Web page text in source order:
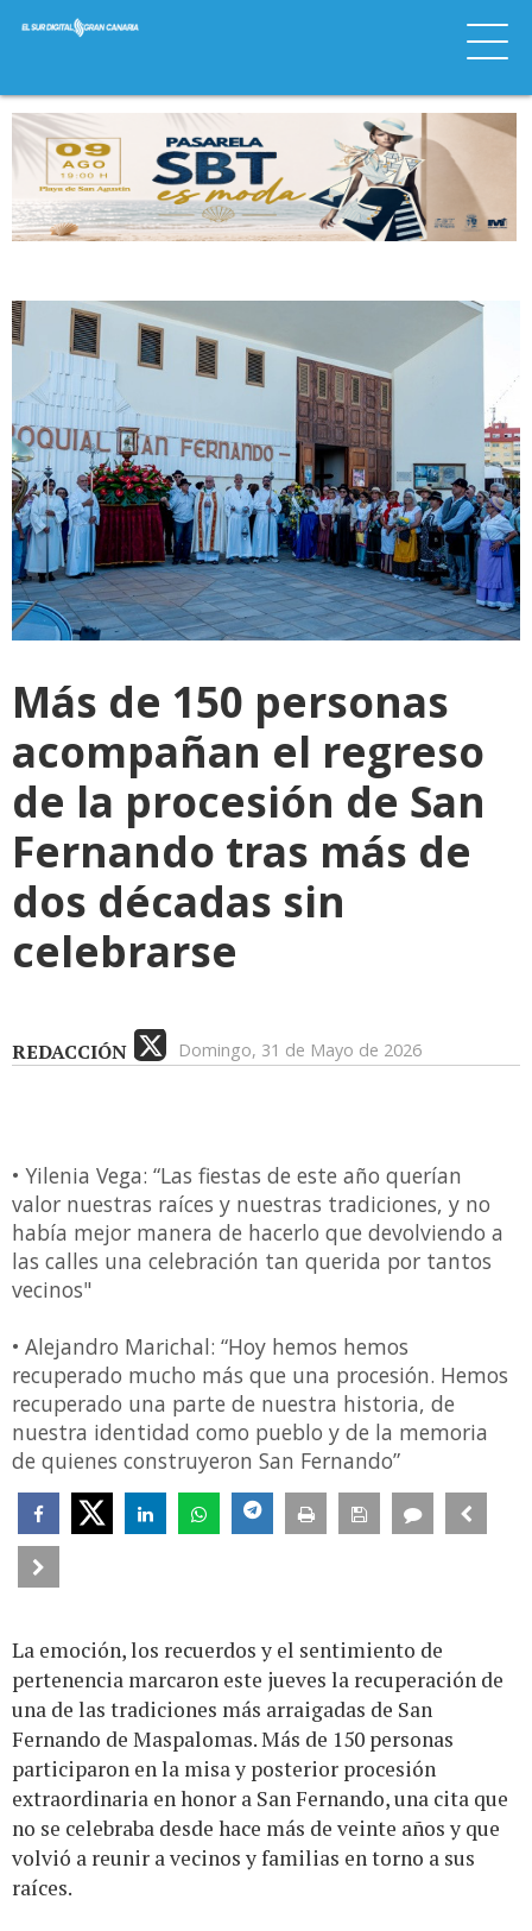
Más de 150 personas
acompañan el regreso
de la procesión de San
Fernando tras más de
dos décadas sin
celebrarse
REDACCIÓN Domingo, 31 de Mayo de 2026
• Yilenia Vega: “Las fiestas de este año querían
valor nuestras raíces y nuestras tradiciones, y no
había mejor manera de hacerlo que devolviendo a
las calles una celebración tan querida por tantos
vecinos"
• Alejandro Marichal: “Hoy hemos hemos
recuperado mucho más que una procesión. Hemos
recuperado una parte de nuestra historia, de
nuestra identidad como pueblo y de la memoria
de quienes construyeron San Fernando”
La emoción, los recuerdos y el sentimiento de
pertenencia marcaron este jueves la recuperación de
una de las tradiciones más arraigadas de San
Fernando de Maspalomas. Más de 150 personas
participaron en la misa y posterior procesión
extraordinaria en honor a San Fernando, una cita que
no se celebraba desde hace más de veinte años y que
volvió a reunir a vecinos y familias en torno a sus
raíces.